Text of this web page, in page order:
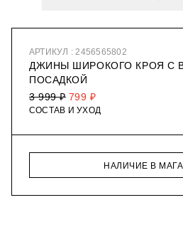
АРТИКУЛ : 2456565802
ДЖИНЫ ШИРОКОГО КРОЯ С
ПОСАДКОЙ
799 ₽
3 999 ₽
СОСТАВ И УХОД
НАЛИЧИЕ В